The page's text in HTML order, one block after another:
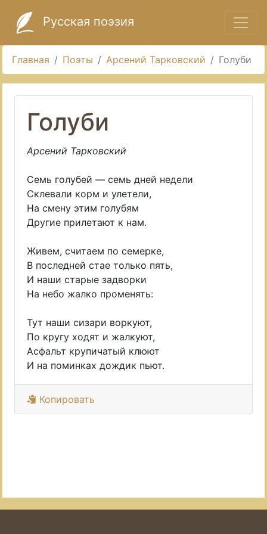
Русская поэзия
Главная Поэты Арсений Тарковский Голуби
Голуби
Арсений Тарковский
Семь голубей — семь дней недели
Склевали корм и улетели,
На смену этим голубям
Другие прилетают к нам.
Живем, считаем по семерке,
В последней стае только пять,
И наши старые задворки
На небо жалко променять:
Тут наши сизари воркуют,
По кругу ходят и жалкуют,
Асфальт крупичатый клюют
И на поминках дождик пьют.
Копировать